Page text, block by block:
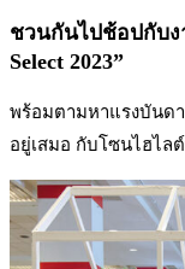
ชวนกันไปช้อปกับง
Select 2023”
พร้อมตามหาแรงบันด
อยู่เสมอ กับโซนไฮไ